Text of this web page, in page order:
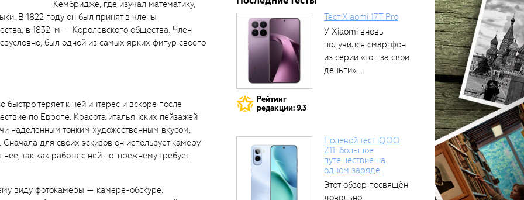
Кембридже, где изучал математику,
В 1822 году он был принят в члены
в 1832-м — Королевского общества. Член
был одной из самых ярких фигур своего
быстро теряет к ней интерес и вскоре после
по Европе. Красота итальянских пейзажей
наделенным тонким художественным вкусом,
для своих эскизов он использует камеру-
так как работа с ней по-прежнему требует
виду фотокамеры — камере-обскуре.
Рейтинг
редакции: 9.3
Тест Xiaomi 17T Pro
У Xiaomi вновь
получился смартфон
из серии «топ за свои
деньги»....
Полевой тест iQOO
Z11: большое
путешествие на
одном заряде
Этот обзор посвящён
довольно